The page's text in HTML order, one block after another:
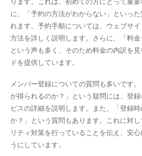
に、「予約の方法がわからない」といっ
れます。予約手順については、ウェブサ
方法を詳しく説明します。さらに、「料金
という声も多く、そのため料金の内訳を
ドを提供しています。
メンバー登録についての質問も多いです
が得られるのか？」という疑問には、登
ビスの詳細を説明します。また、「登録
か？」という質問もあります。これに対
リティ対策を行っていることを伝え、安
うにしています。